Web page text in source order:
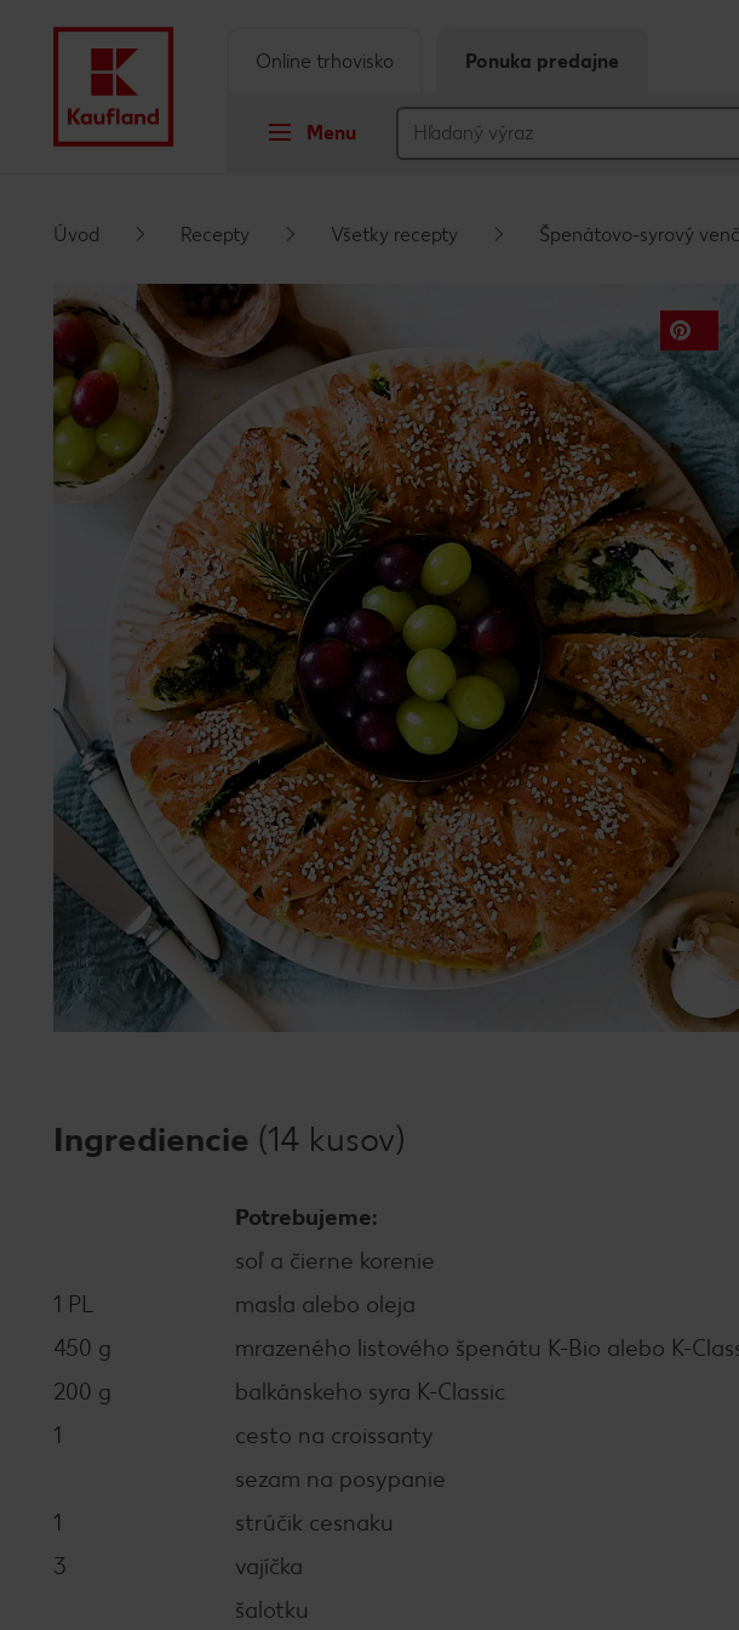
Päta
Vyskakovací bočný panel
Menu
Online trhovisko Ponuka predajne
Úvod Recepty Všetky recepty Špenátovo-syrový
Ingrediencie (14 kusov)
Potrebujeme:
soľ a čierne korenie
1 PL
masla alebo oleja
450 g
mrazeného listového špenátu K-Bio alebo K-
200 g
balkánskeho syra K-Classic
1
cesto na croissanty
sezam na posypanie
1
strúčik cesnaku
3
vajíčka
šalotku